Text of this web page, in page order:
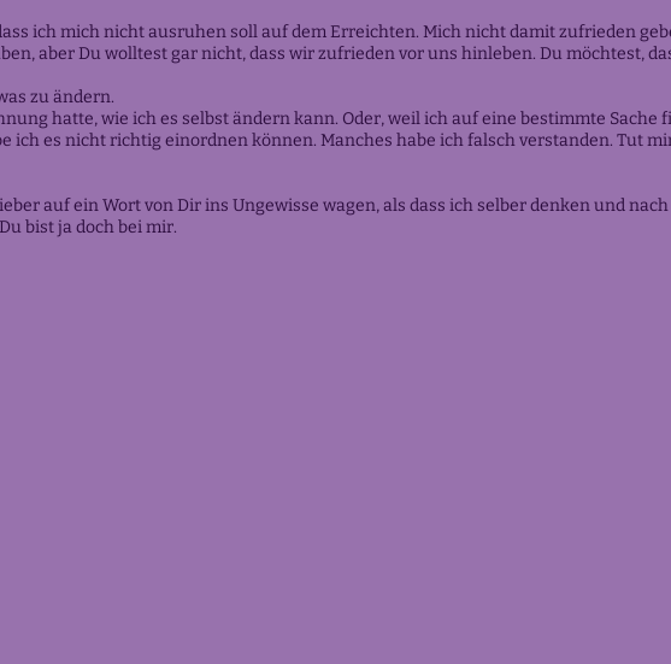
ich mich nicht ausruhen soll auf dem Erreichten. Mich nicht damit zufrieden
aber Du wolltest gar nicht, dass wir zufrieden vor uns hinleben. Du möchtest,
zu ändern.
hatte, wie ich es selbst ändern kann. Oder, weil ich auf eine bestimmte
ich es nicht richtig einordnen können. Manches habe ich falsch verstanden. Tut
auf ein Wort von Dir ins Ungewisse wagen, als dass ich selber denken und
bist ja doch bei mir.